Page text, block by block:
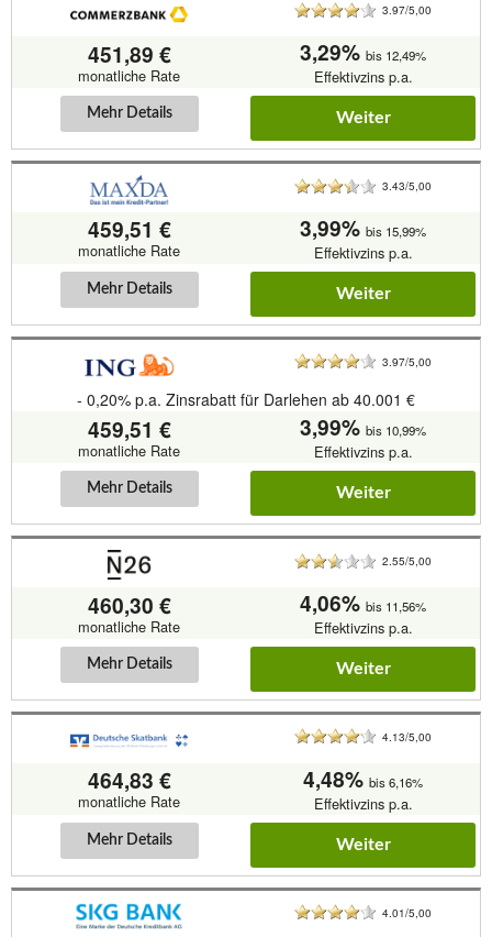
3.97/5,00
451,89 €
monatliche Rate
3,29% bis 12,49%
Effektivzins p.a.
Mehr Details Weiter
3.43/5,00
459,51 €
monatliche Rate
3,99% bis 15,99%
Effektivzins p.a.
Mehr Details Weiter
3.97/5,00
- 0,20% p.a. Zinsrabatt für Darlehen ab 40.001 €
459,51 €
monatliche Rate
3,99% bis 10,99%
Effektivzins p.a.
Mehr Details Weiter
2.55/5,00
460,30 €
monatliche Rate
4,06% bis 11,56%
Effektivzins p.a.
Mehr Details Weiter
4.13/5,00
464,83 €
monatliche Rate
4,48% bis 6,16%
Effektivzins p.a.
Mehr Details Weiter
4.01/5,00